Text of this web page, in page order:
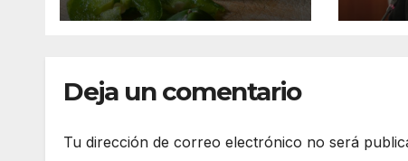
Deja un comentario
Tu dirección de correo electrónico no será